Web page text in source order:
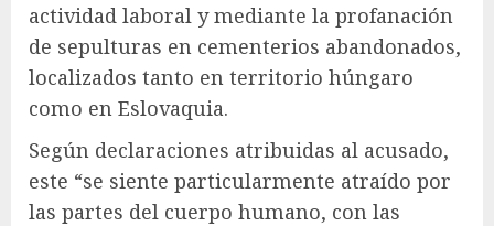
actividad laboral y mediante la profanación
de sepulturas en cementerios abandonados,
localizados tanto en territorio húngaro
como en Eslovaquia.
Según declaraciones atribuidas al acusado,
este “se siente particularmente atraído por
las partes del cuerpo humano, con las